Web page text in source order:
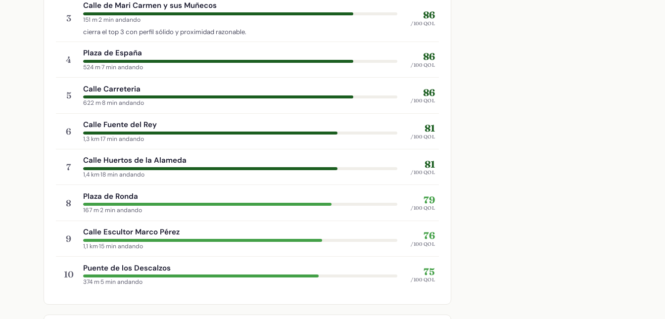
3
Calle de Mari Carmen y sus Muñecos
151 m·2 min andando
cierra el top 3 con perfil sólido y proximidad razonable.
86
/100 QOL
4
Plaza de España
524 m·7 min andando
86
/100 QOL
5
Calle Carreteria
622 m·8 min andando
86
/100 QOL
6
Calle Fuente del Rey
1,3 km·17 min andando
81
/100 QOL
7
Calle Huertos de la Alameda
1,4 km·18 min andando
81
/100 QOL
8
Plaza de Ronda
167 m·2 min andando
79
/100 QOL
9
Calle Escultor Marco Pérez
1,1 km·15 min andando
76
/100 QOL
10
Puente de los Descalzos
374 m·5 min andando
75
/100 QOL